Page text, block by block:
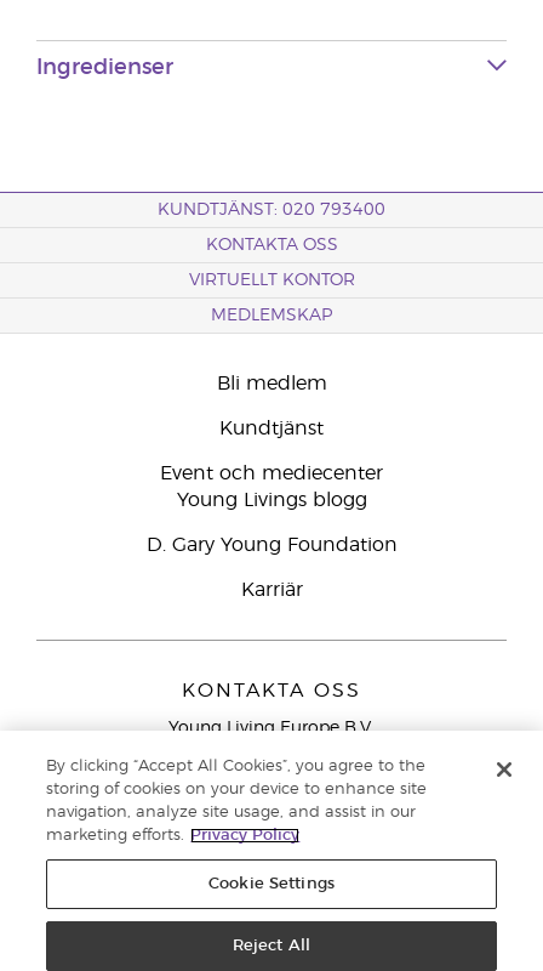
Ingredienser
KUNDTJÄNST: 020 793400
KONTAKTA OSS
VIRTUELLT KONTOR
MEDLEMSKAP
Bli medlem
Kundtjänst
Event och mediecenter
Young Livings blogg
D. Gary Young Foundation
Karriär
KONTAKTA OSS
Young Living Europe B.V.
9727 AJ Groningen
Nederländerna
Kundtjänst – Avgiftsfritt lokalsamtal (ej från
mobiltelefon):020 793400
Sekretess
By clicking “Accept All Cookies”, you agree to the
storing of cookies on your device to enhance site
navigation, analyze site usage, and assist in our
marketing efforts.
Privacy Policy
Cookie Settings
Reject All